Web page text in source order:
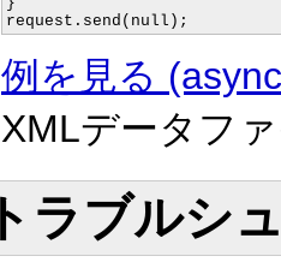
例を見る
XMLデータフ
トラブルシ